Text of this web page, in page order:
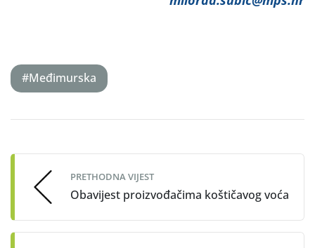
#Međimurska
navigation
PRETHODNA VIJEST
Obavijest proizvođačima koštičavog voća